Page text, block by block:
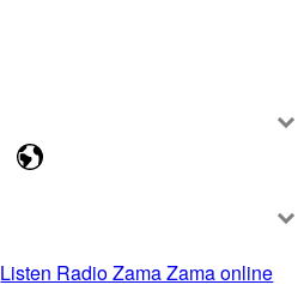
Listen Radio Zama Zama online